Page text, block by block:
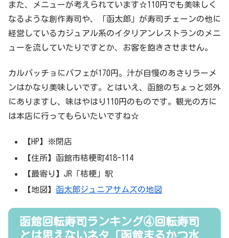
また、メニューが考えられています☆110円でも美味しく
なるような創作寿司や、「函太郎」が寿司チェーンの他に
経営しているカジュアル系のイタリアンレストランのメニ
ューを流していたりですとか、お客を飽きさせません。
カルパッチョにパフェが170円。汁が自慢のあさりラーメ
ンはかなり美味しいです。とはいえ、函館のちょっと郊外
にありますし、味はやはり110円のものです。観光の方に
は本店に行ってもらいたいですね☆
【HP】※閉店
【住所】函館市桔梗町418-114
【最寄り】JR「桔梗」駅
【地図】 函太郎ジュニアサムズの地図
函館回転寿司ランキング④回転寿司
とは思えないネタ「函館まるかつ水